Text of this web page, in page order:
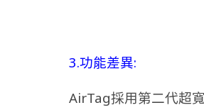
3.功能差異:
AirTag採用第二代超